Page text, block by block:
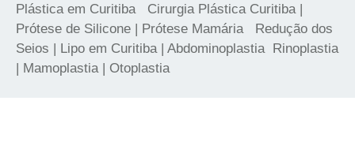
Plástica em Curitiba Cirurgia Plástica Curitiba |
Prótese de Silicone | Prótese Mamária Redução dos
Seios | Lipo em Curitiba | Abdominoplastia Rinoplastia
| Mamoplastia | Otoplastia